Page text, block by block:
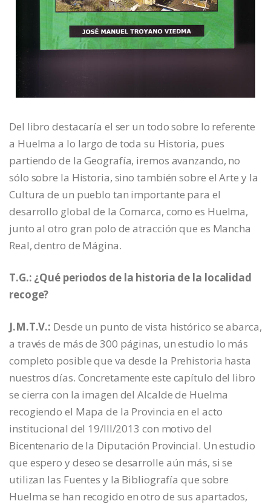
Del libro destacaría el ser un todo sobre lo referente
a Huelma a lo largo de toda su Historia, pues
partiendo de la Geografía, iremos avanzando, no
sólo sobre la Historia, sino también sobre el Arte y la
Cultura de un pueblo tan importante para el
desarrollo global de la Comarca, como es Huelma,
junto al otro gran polo de atracción que es Mancha
Real, dentro de Mágina.
T.G.: ¿Qué periodos de la historia de la localidad
recoge?
J.M.T.V.: Desde un punto de vista histórico se abarca,
a través de más de 300 páginas, un estudio lo más
completo posible que va desde la Prehistoria hasta
nuestros días. Concretamente este capítulo del libro
se cierra con la imagen del Alcalde de Huelma
recogiendo el Mapa de la Provincia en el acto
institucional del 19/III/2013 con motivo del
Bicentenario de la Diputación Provincial. Un estudio
que espero y deseo se desarrolle aún más, si se
utilizan las Fuentes y la Bibliografía que sobre
Huelma se han recogido en otro de sus apartados,